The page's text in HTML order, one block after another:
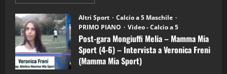
Post-
gara
Mongiuffi
Melia
–
Mamma
Mia
Sport
Altri Sport
Calcio a 5 Maschile
PRIMO PIANO
Video - Calcio a 5
Post-gara Mongiuffi Melia – Mamma Mia
Sport (4-6) – Intervista a Veronica Freni
(Mamma Mia Sport)
3
"SportEmpire" in Podcast
“SportEmpire” in Podcast: 28^ Puntata
(Martedi 21 Aprile 2026)
21/04/2026